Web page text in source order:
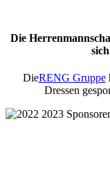
Die
DieRENG Gruppe
Dressen